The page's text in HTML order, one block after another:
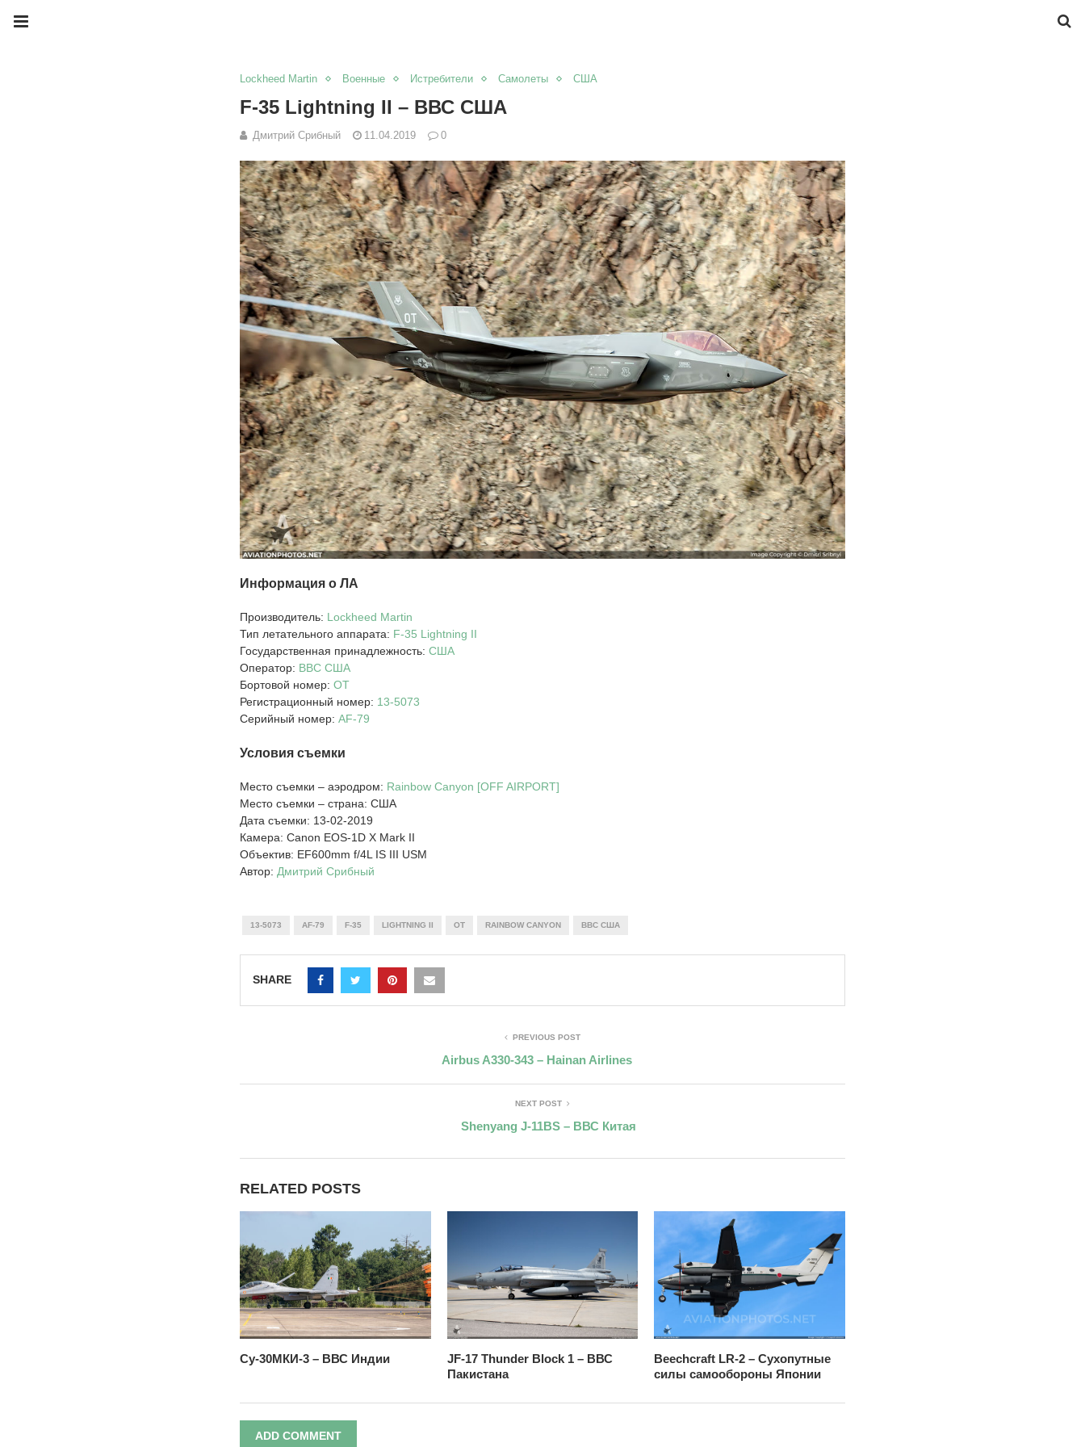
Lockheed Martin Военные Истребители Самолеты США
F-35 Lightning II – ВВС США
Дмитрий Срибный 11.04.2019 0
Информация о ЛА
Производитель: Lockheed Martin
Тип летательного аппарата: F-35 Lightning II
Государственная принадлежность: США
Оператор: ВВС США
Бортовой номер: OT
Регистрационный номер: 13-5073
Серийный номер: AF-79
Условия съемки
Место съемки – аэродром: Rainbow Canyon [OFF AIRPORT]
Место съемки – страна: США
Дата съемки: 13-02-2019
Камера: Canon EOS-1D X Mark II
Объектив: EF600mm f/4L IS III USM
Автор: Дмитрий Срибный
13-5073 AF-79 F-35 LIGHTNING II OT RAINBOW CANYON ВВС США
SHARE
PREVIOUS POST
Airbus A330-343 – Hainan Airlines
NEXT POST
Shenyang J-11BS – ВВС Китая
RELATED POSTS
Су-30МКИ-3 – ВВС Индии
JF-17 Thunder Block 1 – ВВС
Пакистана
Beechcraft LR-2 – Сухопутные
силы самообороны Японии
ADD COMMENT